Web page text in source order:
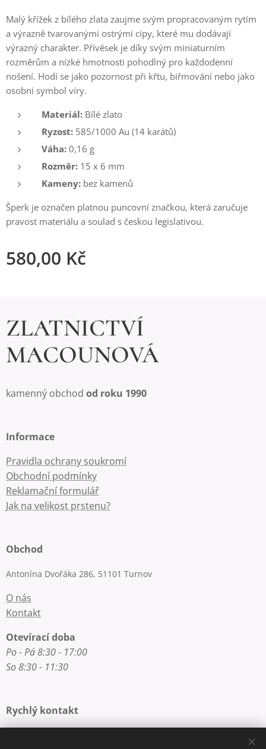
Malý křížek z bílého zlata zaujme svým propracovaným rytím
a výrazně tvarovanými ostrými cípy, které mu dodávají
výrazný charakter. Přívěsek je díky svým miniaturním
rozměrům a nízké hmotnosti pohodlný pro každodenní
nošení. Hodí se jako pozornost při křtu, biřmování nebo jako
osobní symbol víry.
Materiál: Bílé zlato
Ryzost: 585/1000 Au (14 karátů)
Váha: 0,16 g
Rozměr: 15 x 6 mm
Kameny: bez kamenů
Šperk je označen platnou puncovní značkou, která zaručuje
pravost materiálu a soulad s českou legislativou.
580,00 Kč
ZLATNICTVÍ
MACOUNOVÁ
kamenný obchod od roku 1990
Informace
Pravidla ochrany soukromí
Obchodní podmínky
Reklamační formulář
Jak na velikost prstenu?
Obchod
Antonína Dvořáka 286, 51101 Turnov
O nás
Kontakt
Otevírací doba
Po - Pá 8:30 - 17:00
So 8:30 - 11:30
Rychlý kontakt